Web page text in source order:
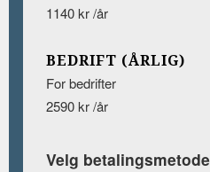
1140 kr /år
BEDRIFT (ÅRLIG)
For bedrifter
2590 kr /år
Velg betalingsmetode